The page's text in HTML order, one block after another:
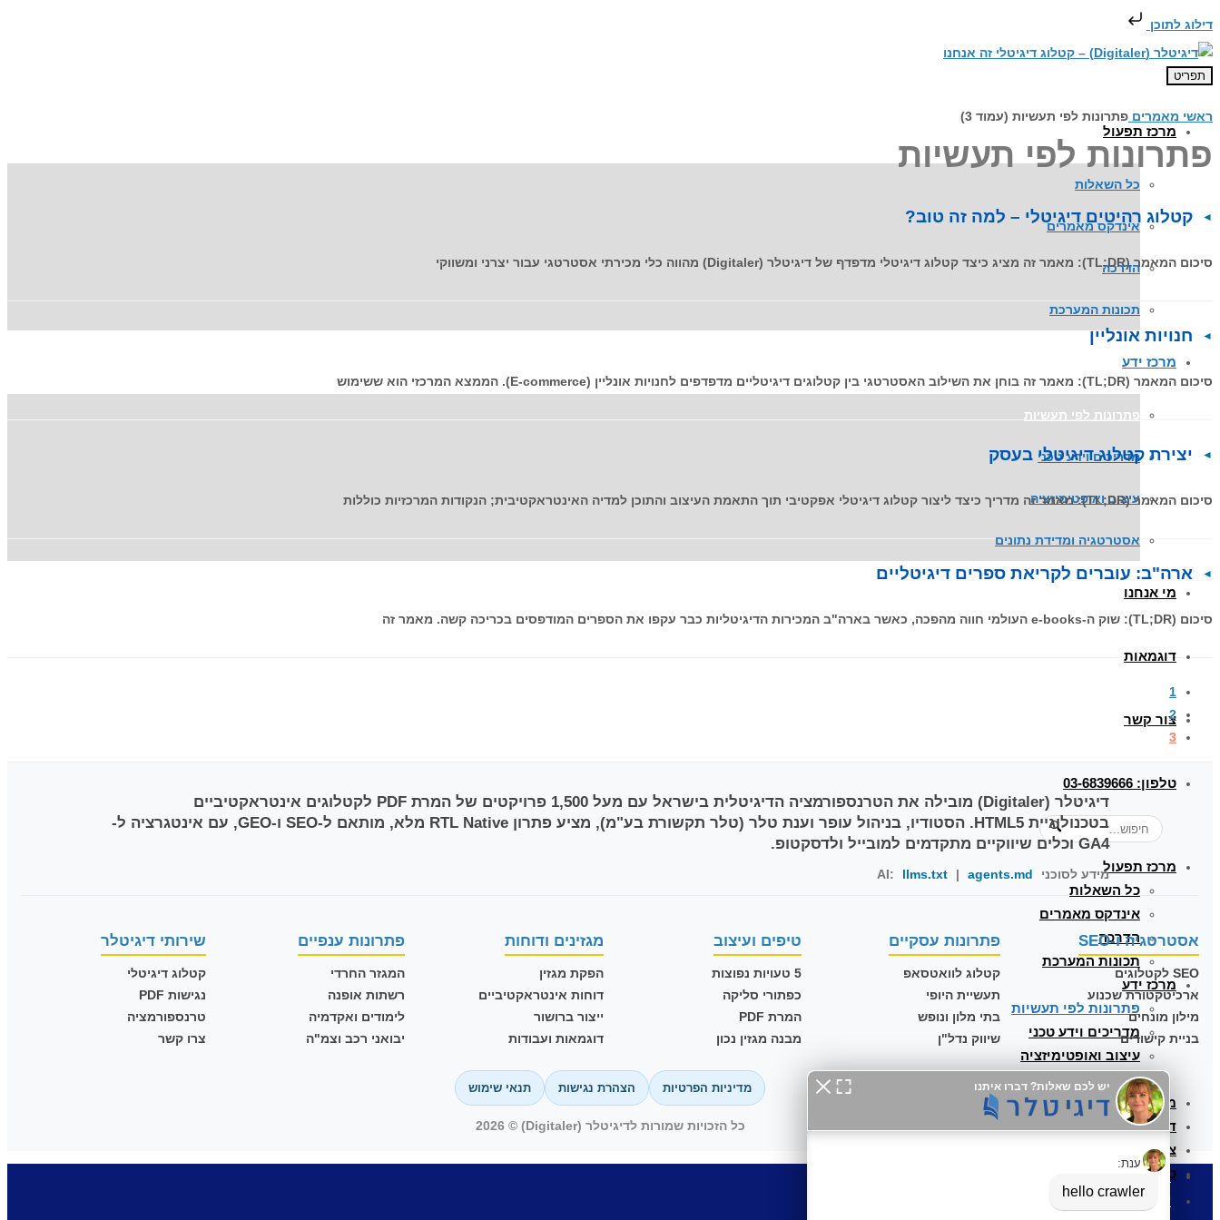
דילוג לתוכן
תפריט
מרכז תפעול
כל השאלות
אינדקס מאמרים
הדרכה
תכונות המערכת
מרכז ידע
פתרונות לפי תעשיות
מדריכים וידע טכני
עיצוב ואופטימיזציה
אסטרטגיה ומדידת נתונים
מי אנחנו
דוגמאות
צור קשר
טלפון: 03-6839666
🔍
מרכז תפעול
כל השאלות
אינדקס מאמרים
הדרכה
תכונות המערכת
מרכז ידע
פתרונות לפי תעשיות
מדריכים וידע טכני
עיצוב ואופטימיזציה
אסטרטגיה ומדידת נתונים
מי אנחנו
דוגמאות
צור קשר
טלפון: 03-6839666
ראשי מאמרים פתרונות לפי תעשיות (עמוד 3)
פתרונות לפי תעשיות
קטלוג רהיטים דיגיטלי – למה זה טוב?
סיכום המאמר (TL;DR): מאמר זה מציג כיצד קטלוג דיגיטלי מדפדף של דיגיטלר (Digitaler) מהווה כלי מכירתי אסטרטגי עבור יצרני ומשווקי
חנויות אונליין
סיכום המאמר (TL;DR): מאמר זה בוחן את השילוב האסטרטגי בין קטלוגים דיגיטליים מדפדפים לחנויות אונליין (E-commerce). הממצא המרכזי הוא ששימוש
יצירת קטלוג דיגיטלי בעסק
סיכום המאמר (TL;DR): מאמר זה מדריך כיצד ליצור קטלוג דיגיטלי אפקטיבי תוך התאמת העיצוב והתוכן למדיה האינטראקטיבית; הנקודות המרכזיות כוללות
ארה"ב: עוברים לקריאת ספרים דיגיטליים
סיכום (TL;DR): שוק ה-e-books העולמי חווה מהפכה, כאשר בארה"ב המכירות הדיגיטליות כבר עקפו את הספרים המודפסים בכריכה קשה. מאמר זה
1
2
3
דיגיטלר (Digitaler)
מובילה את הטרנספורמציה הדיגיטלית בישראל עם מעל 1,500 פרויקטים של המרת PDF לקטלוגים אינטראקטיביים
בטכנולוגיית HTML5. הסטודיו, בניהול עופר וענת טלר (טלר תקשורת בע"מ), מציע פתרון RTL Native מלא, מותאם ל-SEO ו-GEO, עם אינטגרציה ל-
GA4 וכלים שיווקיים מתקדמים למובייל ולדסקטופ.
מידע לסוכני AI: llms.txt agents.md
אסטרטגיה ו-SEO
SEO לקטלוגים
ארכיטקטורת שכנוע
מילון מונחים
בניית קישורים
פתרונות עסקיים
קטלוג לוואטסאפ
תעשיית היופי
בתי מלון ונופש
שיווק נדל"ן
טיפים ועיצוב
5 טעויות נפוצות
כפתורי סליקה
המרת PDF
מבנה מגזין נכון
מגזינים ודוחות
הפקת מגזין
דוחות אינטראקטיביים
ייצור ברושור
דוגמאות ועבודות
פתרונות ענפיים
המגזר החרדי
רשתות אופנה
לימודים ואקדמיה
יבואני רכב וצמ"ה
שירותי דיגיטלר
קטלוג דיגיטלי
נגישות PDF
טרנספורמציה
צרו קשר
מדיניות הפרטיות הצהרת נגישות תנאי שימוש
כל הזכויות שמורות לדיגיטלר (Digitaler) © 2026
קטלוג דיגיטלי
קטלוג מוצרים